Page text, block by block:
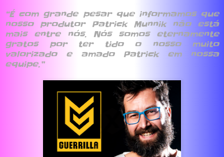
“É com grande pesar que informamos que
nosso produtor Patrick Munnik não está
mais entre nós. Nós somos eternamente
gratos por ter tido o nosso muito
valorizado e amado Patrick em nossa
equipe.”